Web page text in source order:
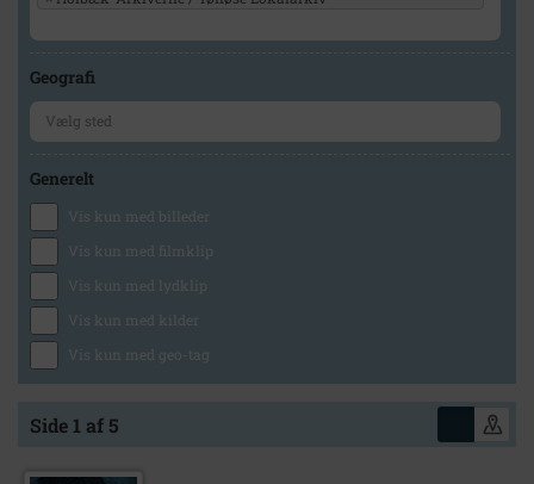
Geografi
Generelt
Vis kun med billeder
Vis kun med filmklip
Vis kun med lydklip
Vis kun med kilder
Vis kun med geo-tag
Side 1 af 5